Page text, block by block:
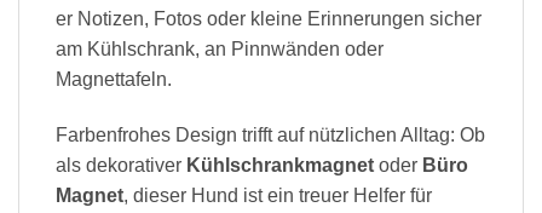
er Notizen, Fotos oder kleine Erinnerungen sicher
am Kühlschrank, an Pinnwänden oder
Magnettafeln.
Farbenfrohes Design trifft auf nützlichen Alltag: Ob
als dekorativer Kühlschrankmagnet oder Büro
Magnet, dieser Hund ist ein treuer Helfer für